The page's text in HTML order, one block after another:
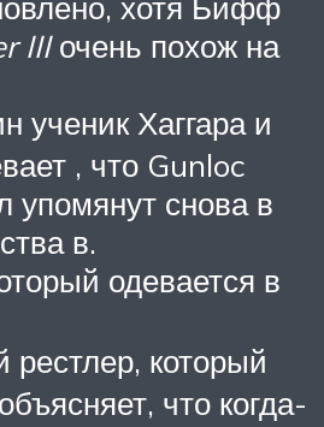
IIIочень похож на
ученик Хаггара и
, что Gunloc
упомянут снова в
в.
одевается в
рестлер, который
что когда-